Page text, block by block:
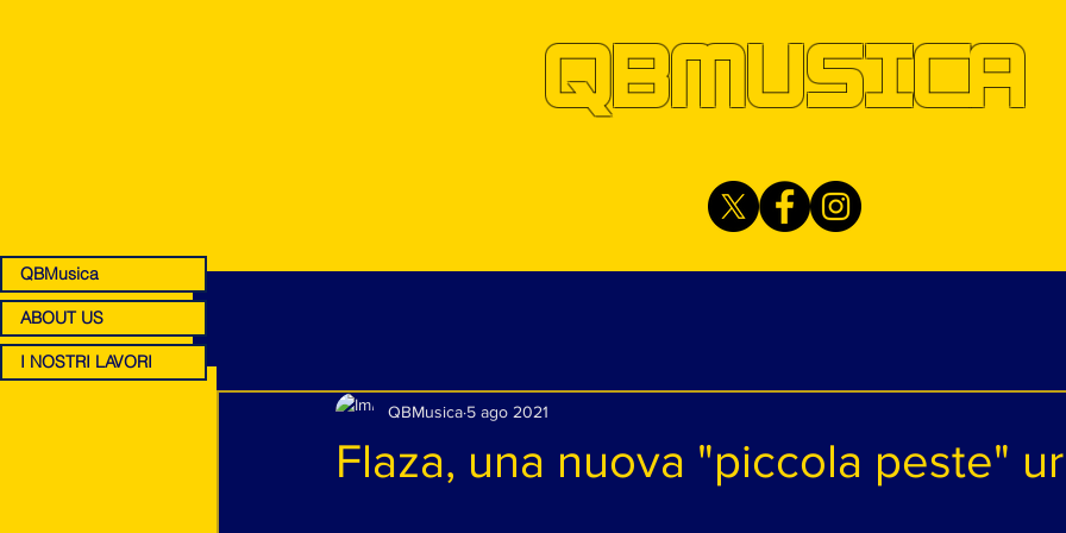
QBMUSICA
Flaza, una nuova "piccola peste"
QBMusica 5 ago 2021
QBMusica
ABOUT US
I NOSTRI LAVORI